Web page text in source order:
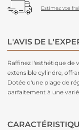
Estimez vos
L'AVIS DE
Raffinez l'esthétique de
extensible cylindre,
Dotée d'une plage de
parfaitement à une